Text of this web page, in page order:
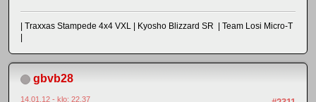
| Traxxas Stampede 4x4 VXL | Kyosho Blizzard SR | Team Losi Micro-T
gbvb28
14.01.12 - klo: 22.37